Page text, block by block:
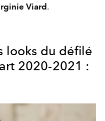
Viard .
looks du défilé
2020-2021 :